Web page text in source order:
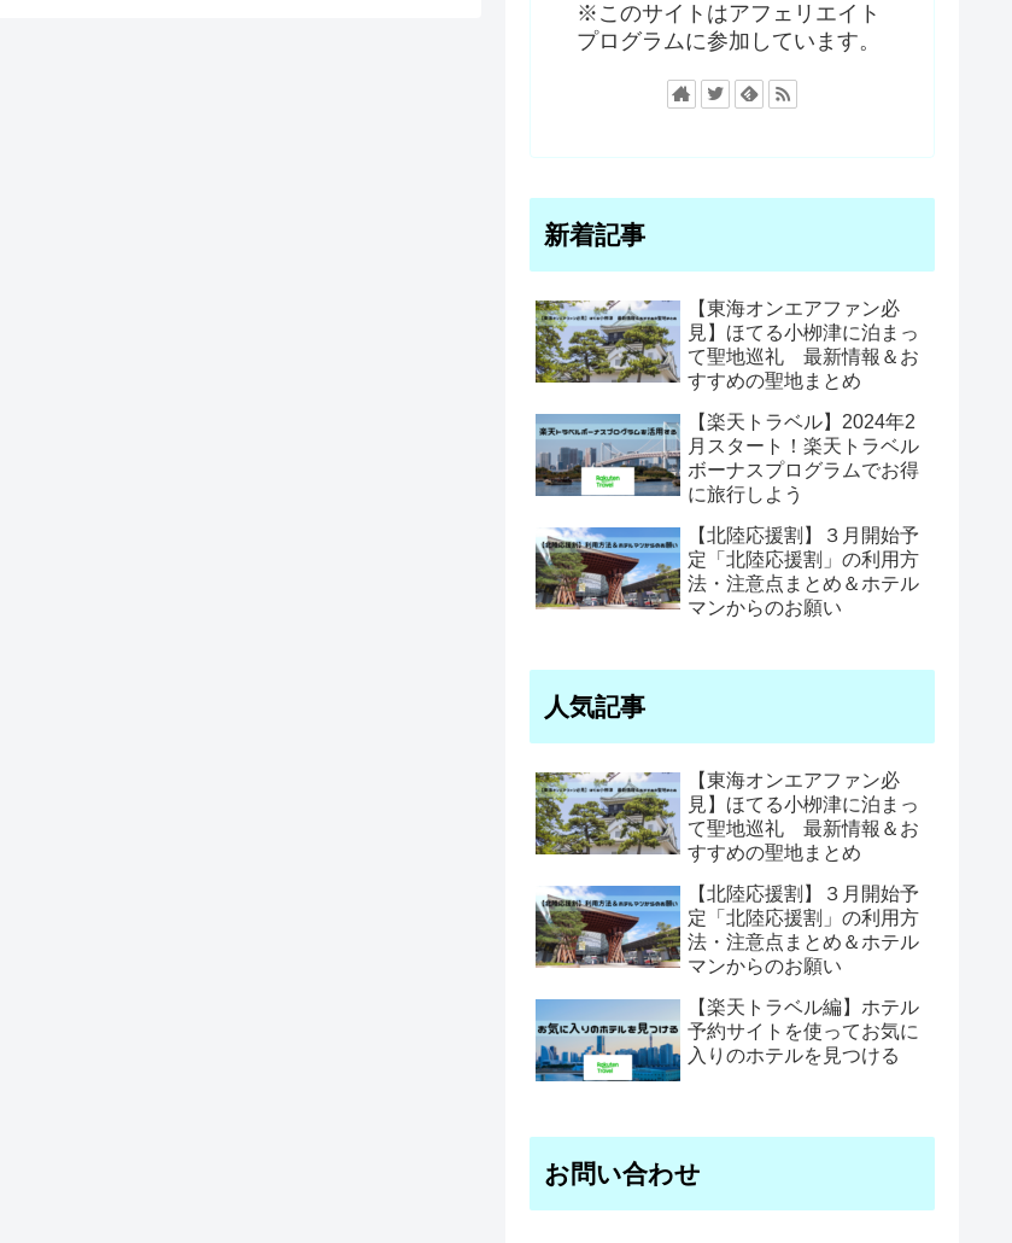
※このサイトはアフェリエイト
プログラムに参加しています。
新着記事
【東海オンエアファン必
見】ほてる小栁津に泊まっ
て聖地巡礼 最新情報＆お
すすめの聖地まとめ
【楽天トラベル】2024年2
月スタート！楽天トラベル
ボーナスプログラムでお得
に旅行しよう
【北陸応援割】３月開始予
定「北陸応援割」の利用方
法・注意点まとめ＆ホテル
マンからのお願い
人気記事
【東海オンエアファン必
見】ほてる小栁津に泊まっ
て聖地巡礼 最新情報＆お
すすめの聖地まとめ
【北陸応援割】３月開始予
定「北陸応援割」の利用方
法・注意点まとめ＆ホテル
マンからのお願い
【楽天トラベル編】ホテル
予約サイトを使ってお気に
入りのホテルを見つける
お問い合わせ